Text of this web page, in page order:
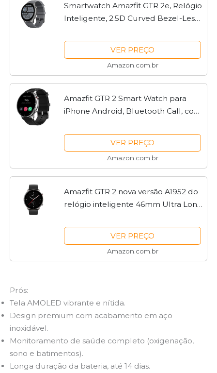
Smartwatch Amazfit GTR 2e, Relógio
Inteligente, 2.5D Curved Bezel-Less
Display, SpO2 & Stress Monitor, GPS
integrado, Bateria...
VER PREÇO
Amazon.com.br
Amazfit GTR 2 Smart Watch para
iPhone Android, Bluetooth Call, com
dias de duração da bateria, à prova
d'água, Clássico
VER PREÇO
Amazon.com.br
Amazfit GTR 2 nova versão A1952 do
relógio inteligente 46mm Ultra Long
incorporado para telefones Android
iOS (preto)
VER PREÇO
Amazon.com.br
Prós:
Tela AMOLED vibrante e nítida.
Design premium com acabamento em aço
inoxidável.
Monitoramento de saúde completo (oxigenação,
sono e batimentos).
Longa duração da bateria, até 14 dias.